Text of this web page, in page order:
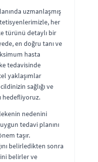
uzmanlaşmış
her
türünü detaylı bir
en doğru tanı ve
hasta
tedavisinde
yaklaşımlar
sağlığı ve
hedefliyoruz.
nedenini
tedavi planını
taşır.
belirledikten sonra
belirler ve